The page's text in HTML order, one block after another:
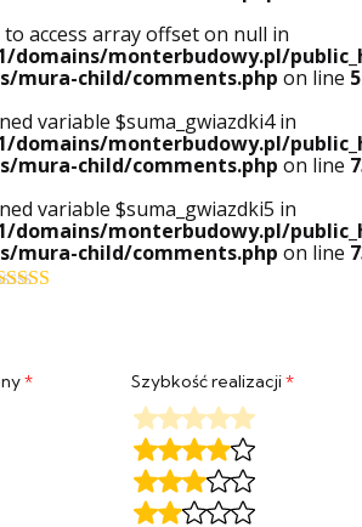
access array offset on null in
domains/monterbudowy.pl/
mura-child/comments.php on line
variable $suma_gwiazdki4 in
domains/monterbudowy.pl/
mura-child/comments.php on line
variable $suma_gwiazdki5 in
domains/monterbudowy.pl/
mura-child/comments.php on line
* Szybkość realizacji*